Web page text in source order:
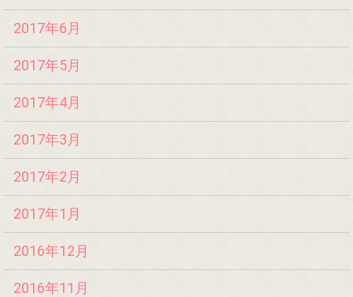
2017年6月
2017年5月
2017年4月
2017年3月
2017年2月
2017年1月
2016年12月
2016年11月